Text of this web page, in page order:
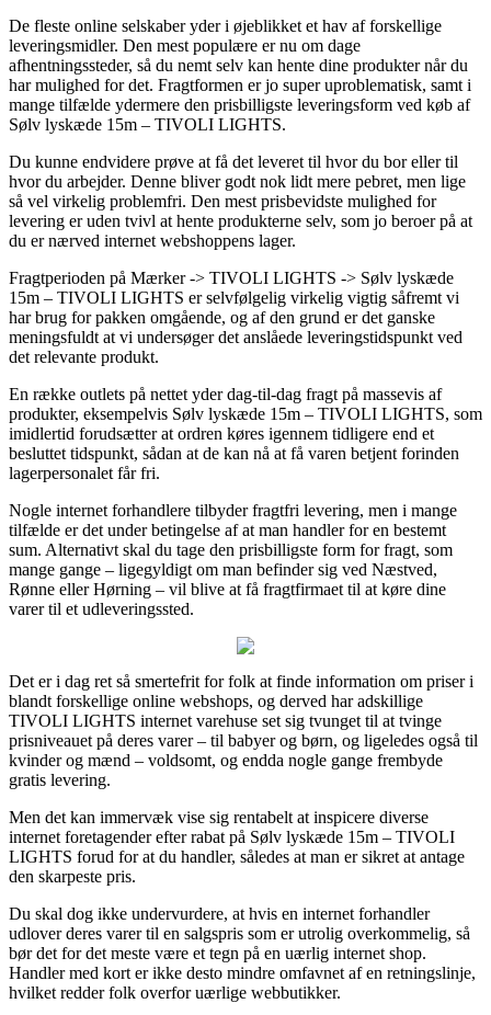
De fleste online selskaber yder i øjeblikket et hav af forskellige
leveringsmidler. Den mest populære er nu om dage
afhentningssteder, så du nemt selv kan hente dine produkter når du
har mulighed for det. Fragtformen er jo super uproblematisk, samt i
mange tilfælde ydermere den prisbilligste leveringsform ved køb af
Sølv lyskæde 15m – TIVOLI LIGHTS.
Du kunne endvidere prøve at få det leveret til hvor du bor eller til
hvor du arbejder. Denne bliver godt nok lidt mere pebret, men lige
så vel virkelig problemfri. Den mest prisbevidste mulighed for
levering er uden tvivl at hente produkterne selv, som jo beroer på at
du er nærved internet webshoppens lager.
Fragtperioden på Mærker -> TIVOLI LIGHTS -> Sølv lyskæde
15m – TIVOLI LIGHTS er selvfølgelig virkelig vigtig såfremt vi
har brug for pakken omgående, og af den grund er det ganske
meningsfuldt at vi undersøger det anslåede leveringstidspunkt ved
det relevante produkt.
En række outlets på nettet yder dag-til-dag fragt på massevis af
produkter, eksempelvis Sølv lyskæde 15m – TIVOLI LIGHTS, som
imidlertid forudsætter at ordren køres igennem tidligere end et
besluttet tidspunkt, sådan at de kan nå at få varen betjent forinden
lagerpersonalet får fri.
Nogle internet forhandlere tilbyder fragtfri levering, men i mange
tilfælde er det under betingelse af at man handler for en bestemt
sum. Alternativt skal du tage den prisbilligste form for fragt, som
mange gange – ligegyldigt om man befinder sig ved Næstved,
Rønne eller Hørning – vil blive at få fragtfirmaet til at køre dine
varer til et udleveringssted.
Det er i dag ret så smertefrit for folk at finde information om priser i
blandt forskellige online webshops, og derved har adskillige
TIVOLI LIGHTS internet varehuse set sig tvunget til at tvinge
prisniveauet på deres varer – til babyer og børn, og ligeledes også til
kvinder og mænd – voldsomt, og endda nogle gange frembyde
gratis levering.
Men det kan immervæk vise sig rentabelt at inspicere diverse
internet foretagender efter rabat på Sølv lyskæde 15m – TIVOLI
LIGHTS forud for at du handler, således at man er sikret at antage
den skarpeste pris.
Du skal dog ikke undervurdere, at hvis en internet forhandler
udlover deres varer til en salgspris som er utrolig overkommelig, så
bør det for det meste være et tegn på en uærlig internet shop.
Handler med kort er ikke desto mindre omfavnet af en retningslinje,
hvilket redder folk overfor uærlige webbutikker.